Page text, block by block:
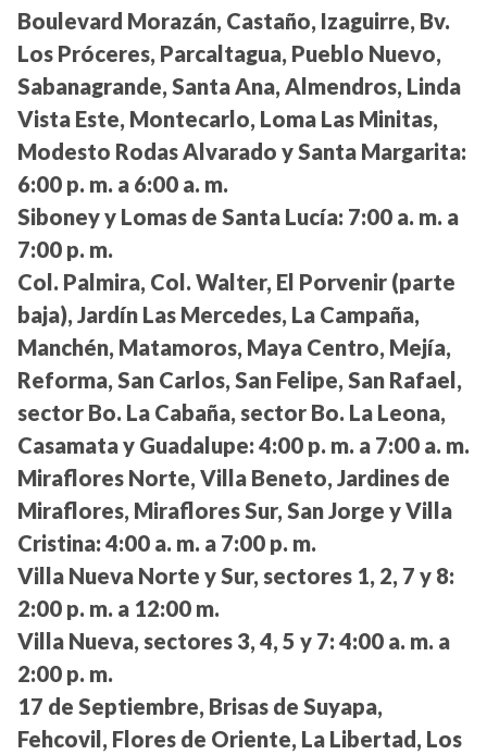
Boulevard Morazán, Castaño, Izaguirre, Bv.
Los Próceres, Parcaltagua, Pueblo Nuevo,
Sabanagrande, Santa Ana, Almendros, Linda
Vista Este, Montecarlo, Loma Las Minitas,
Modesto Rodas Alvarado y Santa Margarita:
6:00 p. m. a 6:00 a. m.
Siboney y Lomas de Santa Lucía: 7:00 a. m. a
7:00 p. m.
Col. Palmira, Col. Walter, El Porvenir (parte
baja), Jardín Las Mercedes, La Campaña,
Manchén, Matamoros, Maya Centro, Mejía,
Reforma, San Carlos, San Felipe, San Rafael,
sector Bo. La Cabaña, sector Bo. La Leona,
Casamata y Guadalupe: 4:00 p. m. a 7:00 a. m.
Miraflores Norte, Villa Beneto, Jardines de
Miraflores, Miraflores Sur, San Jorge y Villa
Cristina: 4:00 a. m. a 7:00 p. m.
Villa Nueva Norte y Sur, sectores 1, 2, 7 y 8:
2:00 p. m. a 12:00 m.
Villa Nueva, sectores 3, 4, 5 y 7: 4:00 a. m. a
2:00 p. m.
17 de Septiembre, Brisas de Suyapa,
Fehcovil, Flores de Oriente, La Libertad, Los